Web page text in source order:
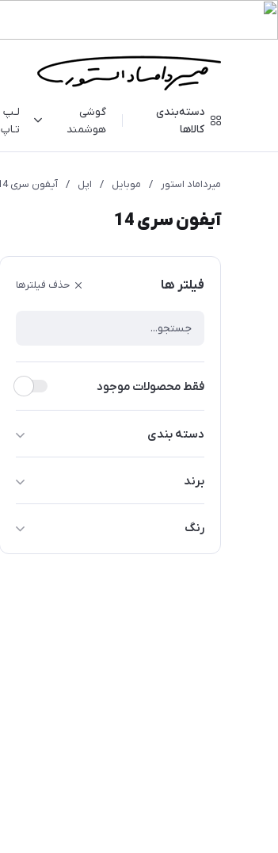
دسته‌بندی
کالاها
گوشی
هوشمند
لـپ
تـاپ
میرداماد استور / موبایل / اپل / آیفون سری 14
آیفون سری 14
فیلتر ها حذف فیلترها
فقط محصولات موجود
دسته بندی
برند
رنگ
قرمز